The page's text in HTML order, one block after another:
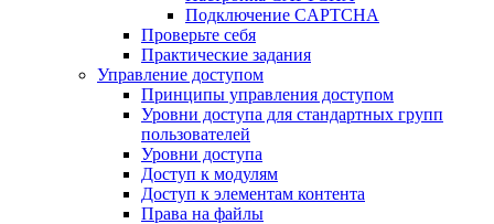
Подключение CAPTCHA
Проверьте себя
Практические задания
Управление доступом
Принципы управления доступом
Уровни доступа для стандартных групп
пользователей
Уровни доступа
Доступ к модулям
Доступ к элементам контента
Права на файлы